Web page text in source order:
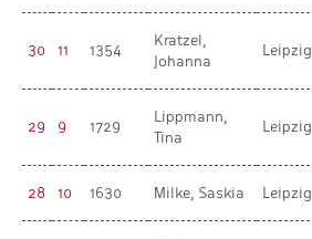
30 11 1354
Kratzel,
Johanna
Leipzig
29 9 1729
Lippmann,
Tina
Leipzig
28 10 1630 Milke, Saskia Leipzig